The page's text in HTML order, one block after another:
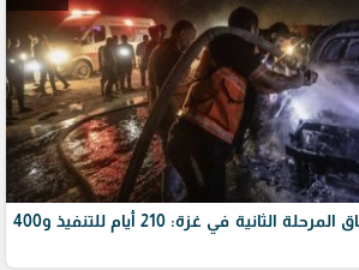
تفاصيل جديدة حول اتفاق المرحلة الثانية في غزة: 210 أيام للتنفيذ و400